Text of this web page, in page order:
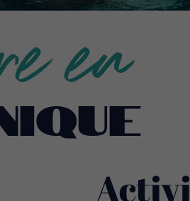
en